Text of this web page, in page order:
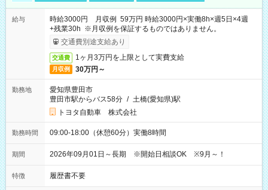
給与
時給3000円 月収例 59万円 時給3000円×実働8h×週5日×4週
+残業30h ※月収例を保証するものではありません。
交通費別途支給あり
交通費 1ヶ月3万円を上限として実費支給
月収例 30万円～
勤務地
愛知県豊田市
豊田市駅からバス58分 / 土橋(愛知県)駅
トヨタ自動車 株式会社
勤務時間 09:00-18:00（休憩60分）実働8時間
期間 2026年09月01日～長期 ※開始日相談OK ※9月～！
特徴 履歴書不要